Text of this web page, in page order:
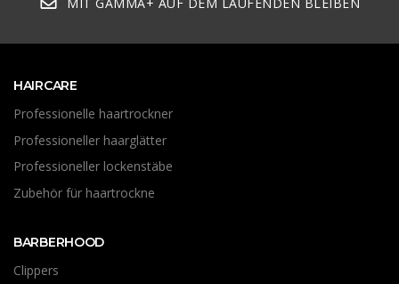
MIT GAMMA+ AUF DEM LAUFENDEN BLEIBEN
HAIRCARE
Professionelle haartrockner
Professioneller haarglätter
Professioneller lockenstäbe
Zubehör für haartrockne
BARBERHOOD
Clippers